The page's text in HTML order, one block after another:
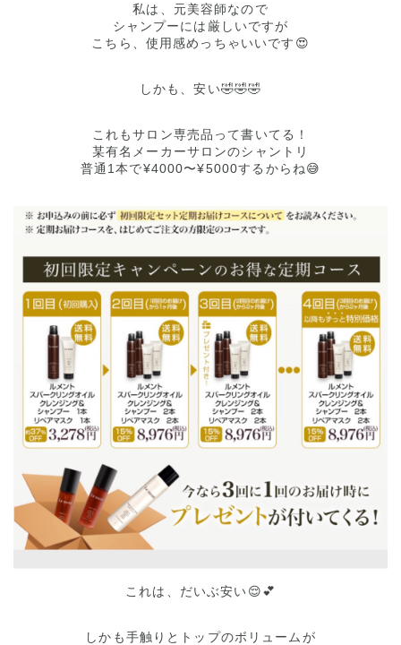
私は、元美容師なので
シャンプーには厳しいですが
こちら、使用感めっちゃいいです😍
しかも、安い🤣🤣🤣
これもサロン専売品って書いてる！
某有名メーカーサロンのシャントリ
普通1本で¥4000〜¥5000するからね😅
これは、だいぶ安い😌💕
しかも手触りとトップのボリュームが